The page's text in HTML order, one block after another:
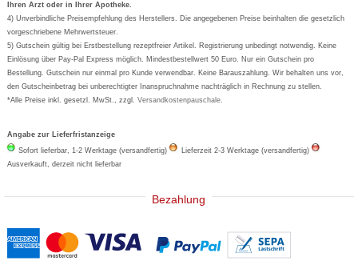
Wick
Eucerin
Basica
Ihren Arzt oder in Ihrer Apotheke.
4) Unverbindliche Preisempfehlung des Herstellers. Die angegebenen Preise beinhalten die gesetzlich
vorgeschriebene Mehrwertsteuer.
5) Gutschein gültig bei Erstbestellung rezeptfreier Artikel. Registrierung unbedingt notwendig. Keine
Einlösung über Pay-Pal Express möglich. Mindestbestellwert 50 Euro. Nur ein Gutschein pro
Bestellung. Gutschein nur einmal pro Kunde verwendbar. Keine Barauszahlung. Wir behalten uns vor,
den Gutscheinbetrag bei unberechtigter Inanspruchnahme nachträglich in Rechnung zu stellen.
*Alle Preise inkl. gesetzl. MwSt., zzgl.Versandkostenpauschale.
Angabe zur Lieferfristanzeige
Sofort lieferbar, 1-2 Werktage (versandfertig)
Lieferzeit 2-3 Werktage (versandfertig)
Ausverkauft, derzeit nicht lieferbar
Bezahlung